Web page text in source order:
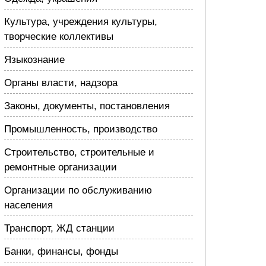
Культура, учреждения культуры,
творческие коллективы
Языкознание
Органы власти, надзора
Законы, документы, постановления
Промышленность, производство
Строительство, строительные и
ремонтные организации
Организации по обслуживанию
населения
Транспорт, ЖД станции
Банки, финансы, фонды